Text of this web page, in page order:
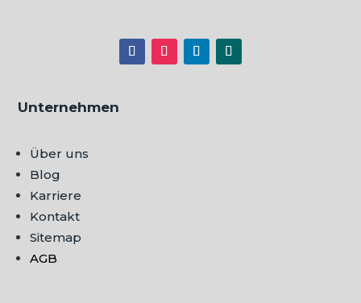
Unternehmen
Über uns
Blog
Karriere
Kontakt
Sitemap
AGB